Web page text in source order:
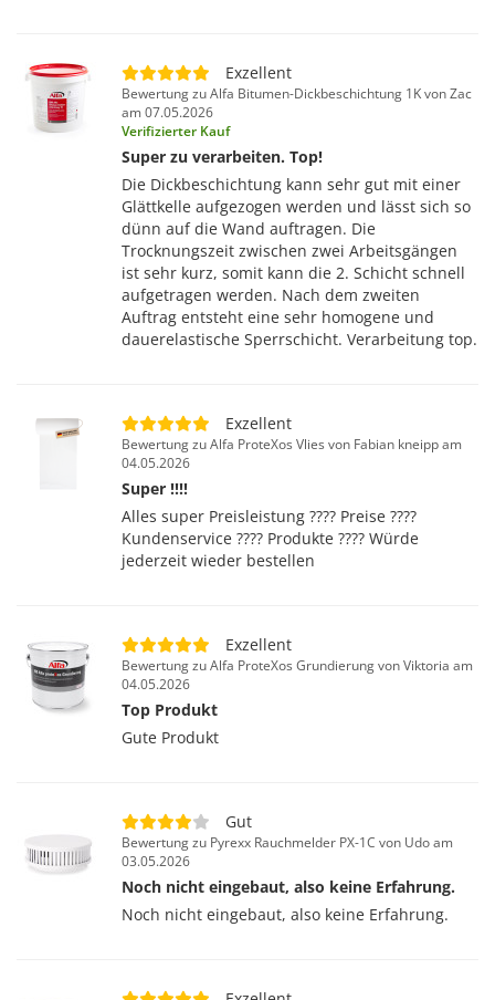
Exzellent
Bewertung zu Alfa Bitumen-Dickbeschichtung 1K von Zac
am 07.05.2026
Verifizierter Kauf
Super zu verarbeiten. Top!
Die Dickbeschichtung kann sehr gut mit einer
Glättkelle aufgezogen werden und lässt sich so
dünn auf die Wand auftragen. Die
Trocknungszeit zwischen zwei Arbeitsgängen
ist sehr kurz, somit kann die 2. Schicht schnell
aufgetragen werden. Nach dem zweiten
Auftrag entsteht eine sehr homogene und
dauerelastische Sperrschicht. Verarbeitung top.
Exzellent
Bewertung zu Alfa ProteXos Vlies von Fabian kneipp am
04.05.2026
Super !!!!
Alles super Preisleistung ???? Preise ????
Kundenservice ???? Produkte ???? Würde
jederzeit wieder bestellen
Exzellent
Bewertung zu Alfa ProteXos Grundierung von Viktoria am
04.05.2026
Top Produkt
Gute Produkt
Gut
Bewertung zu Pyrexx Rauchmelder PX-1C von Udo am
03.05.2026
Noch nicht eingebaut, also keine Erfahrung.
Noch nicht eingebaut, also keine Erfahrung.